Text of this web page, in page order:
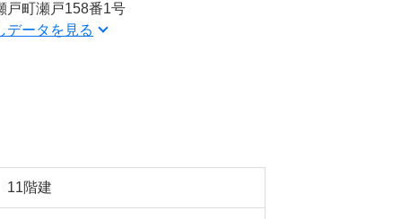
戸町瀬戸158番1号
データを見る
11階建